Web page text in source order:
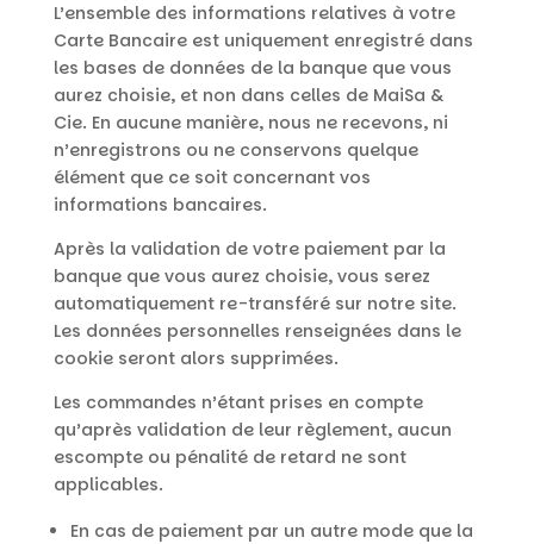
L’ensemble des informations relatives à votre
Carte Bancaire est uniquement enregistré dans
les bases de données de la banque que vous
aurez choisie, et non dans celles de MaiSa &
Cie. En aucune manière, nous ne recevons, ni
n’enregistrons ou ne conservons quelque
élément que ce soit concernant vos
informations bancaires.
Après la validation de votre paiement par la
banque que vous aurez choisie, vous serez
automatiquement re-transféré sur notre site.
Les données personnelles renseignées dans le
cookie seront alors supprimées.
Les commandes n’étant prises en compte
qu’après validation de leur règlement, aucun
escompte ou pénalité de retard ne sont
applicables.
En cas de paiement par un autre mode que la